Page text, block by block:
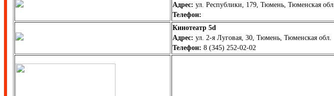
Адрес: ул. Республики, 179, Тюмень, Тюменская обл.
Телефон:
Кинотеатр 5d
Адрес: ул. 2-я Луговая, 30, Тюмень, Тюменская обл.
Телефон: 8 (345) 252-02-02